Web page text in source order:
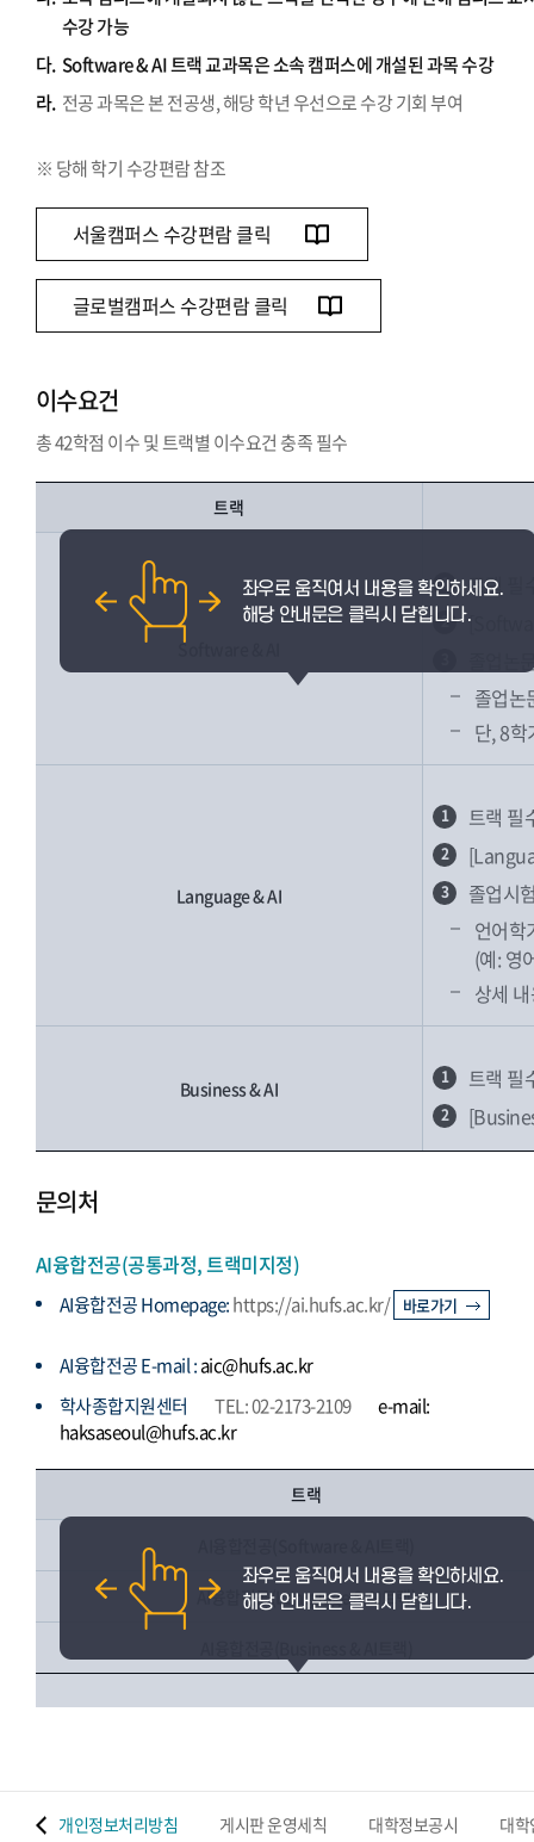
수강 가능
다. Software & AI 트랙 교과목은 소속 캠퍼스에 개설된 과목 수강
라. 전공 과목은 본 전공생, 해당 학년 우선으로 수강 기회 부여
※ 당해 학기 수강편람 참조
서울캠퍼스 수강편람 클릭
글로벌캠퍼스 수강편람 클릭
이수요건
총 42학점 이수 및 트랙별 이수요건 충족 필수
트랙
Software & AI
1 트랙 필
2
졸업논
졸업논
단, 8
Language & AI
1 트랙 필
2
3
졸업시
언어학
(예: 영
상세
Business & AI 1 트랙 필
2
문의처
AI융합전공(공통과정, 트랙미지정)
AI융합전공 Homepage:https://ai.hufs.ac.kr/ 바로가기
AI융합전공 E-mail :aic@hufs.ac.kr
학사종합지원센터
TEL: 02-2173-2109
e-mail:
haksaseoul@hufs.ac.kr
트랙
AI융합전공(Language & AI트랙)
개인정보처리방침 게시판 운영세칙 대학정보공시 대